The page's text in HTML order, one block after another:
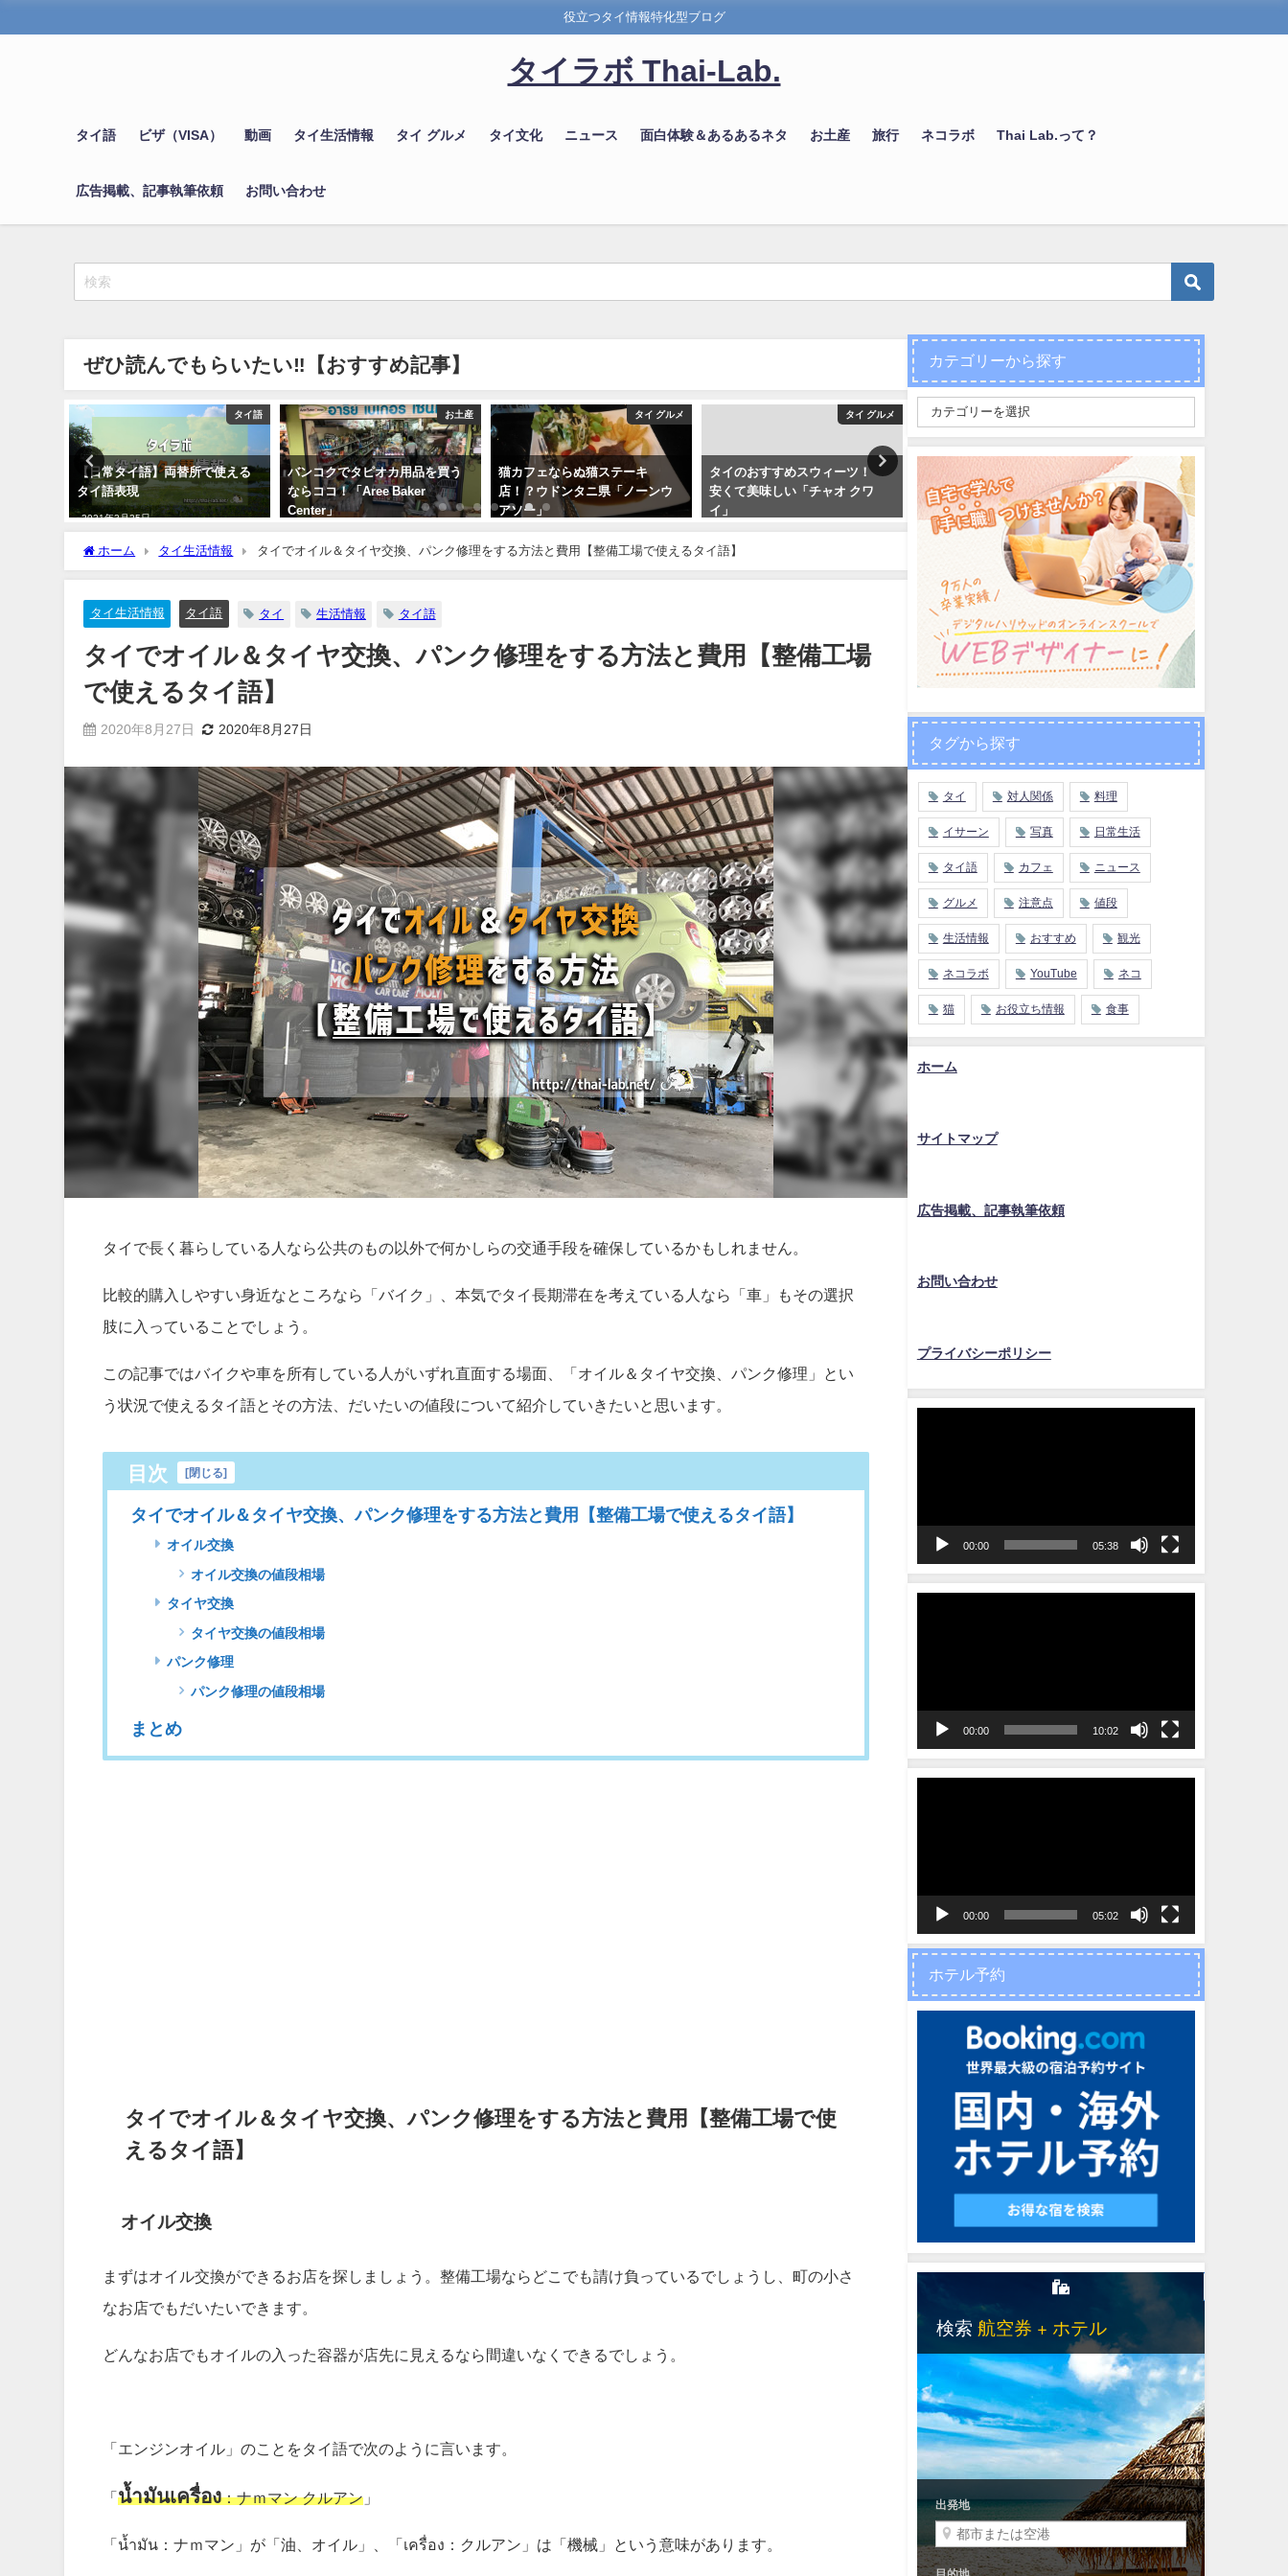
役立つタイ情報特化型ブログ
タイラボ Thai-Lab.
タイ語 ビザ（VISA） 動画 タイ生活情報 タイ グルメ タイ文化 ニュース 面白体験＆あるあるネタ お土産 旅行 ネコラボ Thai Lab.って？
広告掲載、記事執筆依頼 お問い合わせ
ぜひ読んでもらいたい‼【おすすめ記事】
タイ語
【日常タイ語】両替所で使える
タイ語表現
2021年3月25日
お土産
バンコクでタピオカ用品を買う
ならココ！「Aree Baker
Center」
タイ グルメ
猫カフェならぬ猫ステーキ
店！？ウドンタニ県「ノーンウ
アソー」
タイ グルメ
タイのおすすめスウィーツ！
安くて美味しい「チャオ クワ
イ」
【服を脱いだココナッツ！？】
タイで売ってるインスタ映え
「ヤシの実ジュース」はこうや
って作られている！
【タイに来たら迷わず買う
お土産】タイ産おすすめ薬
鹸「マダムヘン」「アパイ
ベート」
2017年4月7日
ホーム タイ生活情報 タイでオイル＆タイヤ交換、パンク修理をする方法と費用【整備工場で使えるタイ語】
タイ生活情報 タイ語 タイ 生活情報 タイ語
タイでオイル＆タイヤ交換、パンク修理をする方法と費用【整備工場
で使えるタイ語】
2020年8月27日 2020年8月27日
タイで長く暮らしている人なら公共のもの以外で何かしらの交通手段を確保しているかもしれません。
比較的購入しやすい身近なところなら「バイク」、本気でタイ長期滞在を考えている人なら「車」もその選択
肢に入っていることでしょう。
この記事ではバイクや車を所有している人がいずれ直面する場面、「オイル＆タイヤ交換、パンク修理」とい
う状況で使えるタイ語とその方法、だいたいの値段について紹介していきたいと思います。
目次 [閉じる]
タイでオイル＆タイヤ交換、パンク修理をする方法と費用【整備工場で使えるタイ語】
オイル交換
オイル交換の値段相場
タイヤ交換
タイヤ交換の値段相場
パンク修理
パンク修理の値段相場
まとめ
タイでオイル＆タイヤ交換、パンク修理をする方法と費用【整備工場で使
えるタイ語】
オイル交換
まずはオイル交換ができるお店を探しましょう。整備工場ならどこでも請け負っているでしょうし、町の小さ
なお店でもだいたいできます。
どんなお店でもオイルの入った容器が店先に見えるなら間違いなくできるでしょう。
「エンジンオイル」のことをタイ語で次のように言います。
「น้ำมันเครื่อง：ナｍマン クルアン 」
「น้ำมัน：ナｍマン」が「油、オイル」、「เครื่อง：クルアン」は「機械」という意味があります。
カテゴリーから探す
タグから探す
タイ 対人関係 料理
イサーン 写真 日常生活
タイ語 カフェ ニュース
グルメ 注意点 値段
生活情報 おすすめ 観光
ネコラボ YouTube ネコ
猫 お役立ち情報 食事
ホーム
サイトマップ
広告掲載、記事執筆依頼
お問い合わせ
プライバシーポリシー
ー
00:00 05:38
ー
00:00 10:02
ー
00:00 05:02
ホテル予約